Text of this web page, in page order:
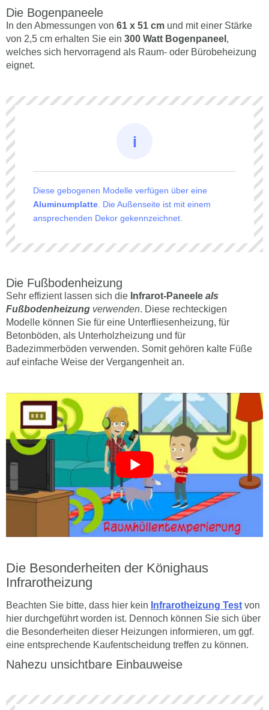
Die Bogenpaneele
In den Abmessungen von 61 x 51 cm und mit einer Stärke
von 2,5 cm erhalten Sie ein 300 Watt Bogenpaneel ,
welches sich hervorragend als Raum- oder Bürobeheizung
eignet.
Diese gebogenen Modelle verfügen über eine
Aluminumplatte . Die Außenseite ist mit einem
ansprechenden Dekor gekennzeichnet.
Die Fußbodenheizung
Sehr effizient lassen sich die Infrarot-Paneele als
Fußbodenheizung verwenden. Diese rechteckigen
Modelle können Sie für eine Unterfliesenheizung, für
Betonböden, als Unterholzheizung und für
Badezimmerböden verwenden. Somit gehören kalte Füße
auf einfache Weise der Vergangenheit an.
Die Besonderheiten der Könighaus
Infrarotheizung
Beachten Sie bitte, dass hier kein Infrarotheizung Test von
hier durchgeführt worden ist. Dennoch können Sie sich über
die Besonderheiten dieser Heizungen informieren, um ggf.
eine entsprechende Kaufentscheidung treffen zu können.
Nahezu unsichtbare Einbauweise